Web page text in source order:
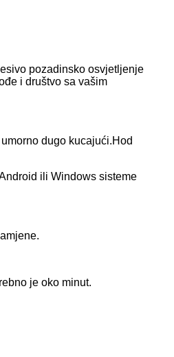
pozadinsko osvjetljenje
i društvo sa vašim
dugo kucajući.Hod
ili Windows sisteme
je oko minut.